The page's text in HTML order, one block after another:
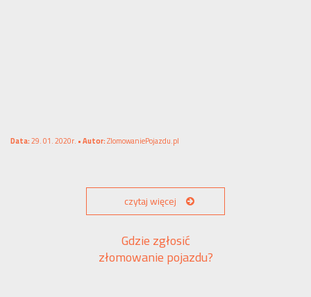
Data:29. 01. 2020r. •Autor:ZlomowaniePojazdu.pl
czytaj więcej
Gdzie zgłosić
złomowanie pojazdu?